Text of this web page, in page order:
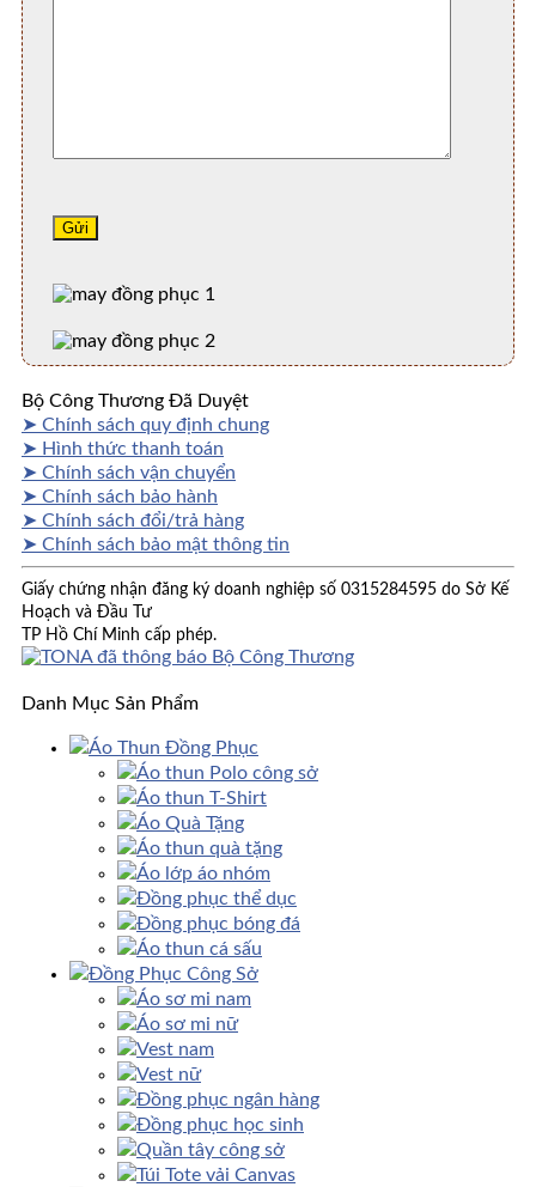
Bộ Công Thương Đã Duyệt
➤ Chính sách quy định chung
➤ Hình thức thanh toán
➤ Chính sách vận chuyển
➤ Chính sách bảo hành
➤ Chính sách đổi/trả hàng
➤ Chính sách bảo mật thông tin
Giấy chứng nhận đăng ký doanh nghiệp số 0315284595 do Sở Kế
Hoạch và Đầu Tư
TP Hồ Chí Minh cấp phép.
Danh Mục Sản Phẩm
Áo Thun Đồng Phục
Áo thun Polo công sở
Áo thun T-Shirt
Áo Quà Tặng
Áo thun quà tặng
Áo lớp áo nhóm
Đồng phục thể dục
Đồng phục bóng đá
Áo thun cá sấu
Đồng Phục Công Sở
Áo sơ mi nam
Áo sơ mi nữ
Vest nam
Vest nữ
Đồng phục ngân hàng
Đồng phục học sinh
Quần tây công sở
Túi Tote vải Canvas